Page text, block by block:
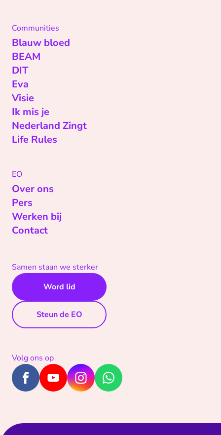
Communities
Blauw bloed
BEAM
DIT
Eva
Visie
Ik mis je
Nederland Zingt
Life Rules
EO
Over ons
Pers
Werken bij
Contact
Samen staan we sterker
Word lid
Steun de EO
Volg ons op